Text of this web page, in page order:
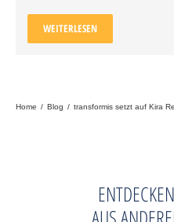
WEITERLESEN
Sie befinden sich hier:
Home Blog transformis setzt auf Kira